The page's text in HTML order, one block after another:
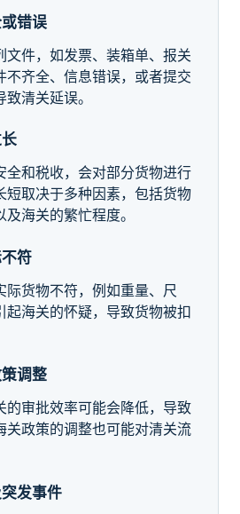
错误
文件，如发票、装箱单、报关
不齐全、信息错误，或者提交
清关延误。
全和税收，会对部分货物进行
短取决于多种因素，包括货物
海关的繁忙程度。
符
际货物不符，例如重量、尺
起海关的怀疑，导致货物被扣
调整
的审批效率可能会降低，导致
关政策的调整也可能对清关流
发事件